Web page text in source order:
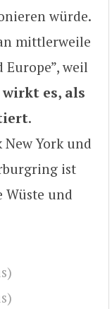
würde.
mittlerweile
weil
es, als
.
New York und
ist
Wüste und